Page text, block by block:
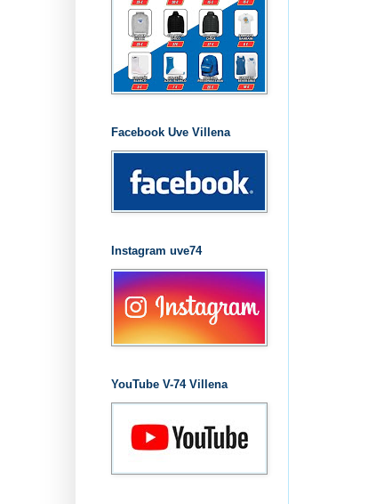
Facebook Uve Villena
Instagram uve74
YouTube V-74 Villena